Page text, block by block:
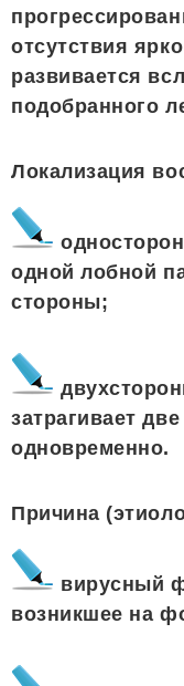
отсутствия
развивается
подобранного
Локализация
одной лобной
стороны;
затрагивает
одновременно.
Причина
вирусный
возникшее на